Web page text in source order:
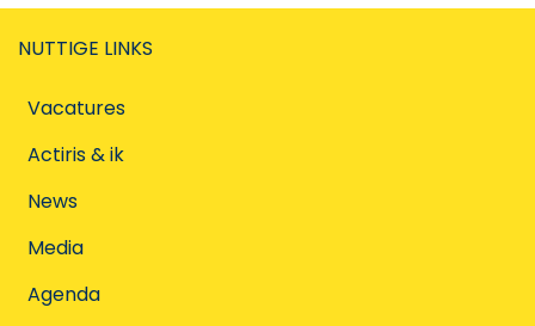
NUTTIGE LINKS
Vacatures
Actiris & ik
News
Media
Agenda